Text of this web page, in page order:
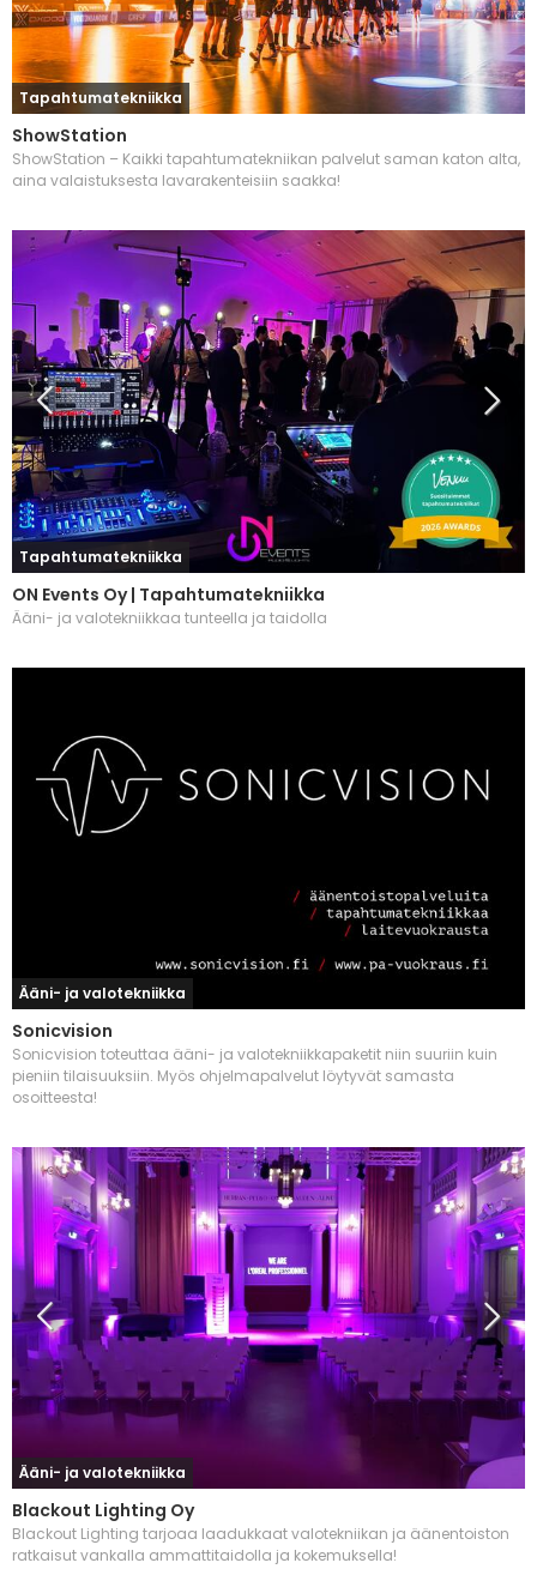
Tapahtumatekniikka
ShowStation
ShowStation – Kaikki tapahtumatekniikan palvelut saman katon alta,
aina valaistuksesta lavarakenteisiin saakka!
Tapahtumatekniikka
ON Events Oy | Tapahtumatekniikka
Ääni- ja valotekniikkaa tunteella ja taidolla
Ääni- ja valotekniikka
Sonicvision
Sonicvision toteuttaa ääni- ja valotekniikkapaketit niin suuriin kuin
pieniin tilaisuuksiin. Myös ohjelmapalvelut löytyvät samasta
osoitteesta!
Ääni- ja valotekniikka
Blackout Lighting Oy
Blackout Lighting tarjoaa laadukkaat valotekniikan ja äänentoiston
ratkaisut vankalla ammattitaidolla ja kokemuksella!